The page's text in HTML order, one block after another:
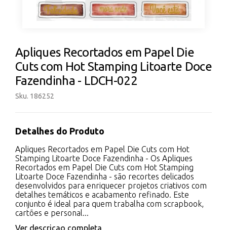
Apliques Recortados em Papel Die
Cuts com Hot Stamping Litoarte Doce
Fazendinha - LDCH-022
Sku. 186252
Detalhes do Produto
Apliques Recortados em Papel Die Cuts com Hot
Stamping Litoarte Doce Fazendinha - Os Apliques
Recortados em Papel Die Cuts com Hot Stamping
Litoarte Doce Fazendinha - são recortes delicados
desenvolvidos para enriquecer projetos criativos com
detalhes temáticos e acabamento refinado. Este
conjunto é ideal para quem trabalha com scrapbook,
cartões e personal...
Ver descricao completa